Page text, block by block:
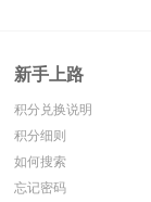
新手上路
积分兑换说明
积分细则
如何搜索
忘记密码